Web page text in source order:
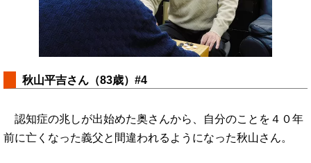
秋山平吉さん（83歳）#4
認知症の兆しが出始めた奥さんから、自分のことを４０年
前に亡くなった義父と間違われるようになった秋山さん。